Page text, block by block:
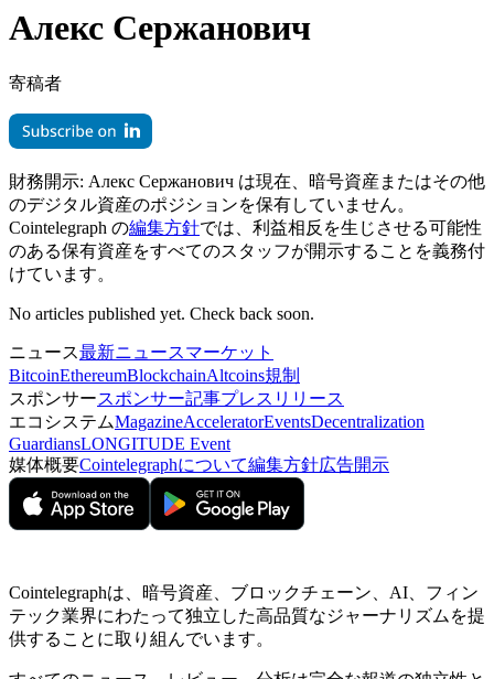
Алекс Сержанович
寄稿者
財務開示: Алекс Сержанович は現在、暗号資産またはその他
のデジタル資産のポジションを保有していません。
Cointelegraph の編集方針では、利益相反を生じさせる可能性
のある保有資産をすべてのスタッフが開示することを義務付
けています。
No articles published yet. Check back soon.
ニュース最新ニュースマーケット
BitcoinEthereumBlockchainAltcoins規制
スポンサースポンサー記事プレスリリース
エコシステムMagazineAcceleratorEventsDecentralization
GuardiansLONGITUDE Event
媒体概要Cointelegraphについて編集方針広告開示
Cointelegraphは、暗号資産、ブロックチェーン、AI、フィン
テック業界にわたって独立した高品質なジャーナリズムを提
供することに取り組んでいます。